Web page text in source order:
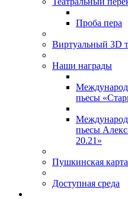
Проба пера
Виртуальный 3D
Наши награды
пьесы
пьесы
20.21»
Пушкинская карта
Доступная среда